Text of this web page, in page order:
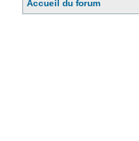
Accueil du forum